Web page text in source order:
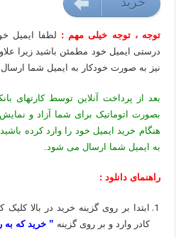
5000 تومان
توجه ، توجه خیلی مهم : لطفا ایمیل
درستی ایمیل خود مطمئن باشید زیرا
نیز به صورت خودکار به ایمیل شما
بعد از پرداخت آنلاین توسط کارتهای
بصورت اتوماتیک برای شما آزاد و
هنگام خرید ایمیل خود را وارد کرده
به ایمیل شما ارسال می شود.
راهنمای دانلود :
ابتدا بر روی گزینه خرید در بالا
کادر وارد و بر روی گزینه ” خرید که